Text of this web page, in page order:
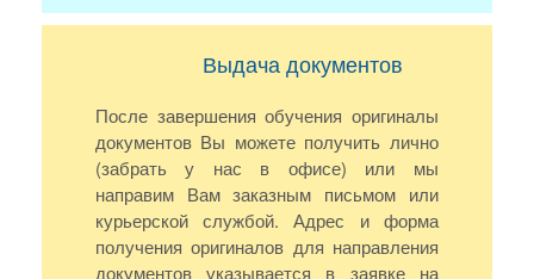
Выдача документов
После завершения обучения оригиналы
документов Вы можете получить лично
(забрать у нас в офисе) или мы
направим Вам заказным письмом или
курьерской службой. Адрес и форма
получения оригиналов для направления
документов указывается в заявке на